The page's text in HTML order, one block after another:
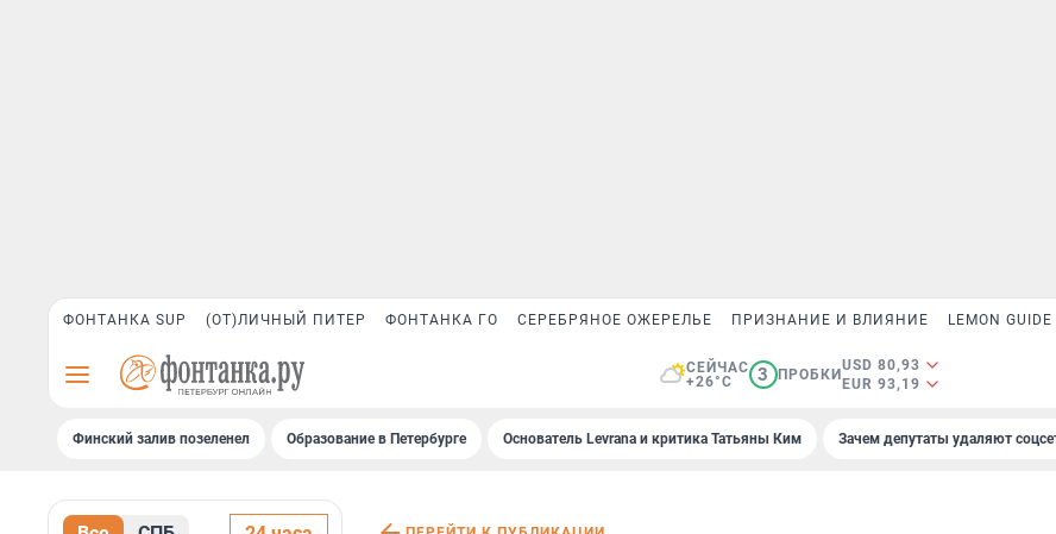
ФОНТАНКА SUP (ОТ)ЛИЧНЫЙ ПИТЕР ФОНТАНКА ГО СЕРЕБРЯНОЕ ОЖЕРЕЛЬЕ ПРИЗНАНИЕ И ВЛИЯНИЕ LEMON GUIDE
СЕЙЧАС
+26°C
3 ПРОБКИ
USD 80,93
EUR 93,19
Финский залив позеленел Образование в Петербурге Основатель Levrana и критика Татьяны Ким Зачем депутаты удаляют